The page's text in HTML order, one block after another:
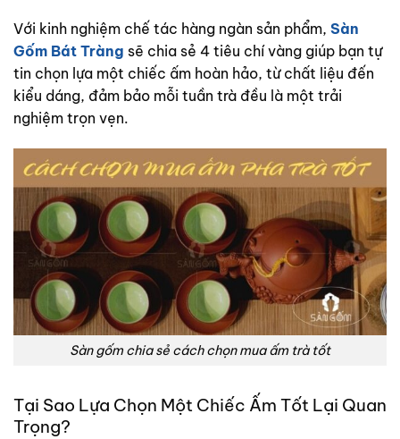
Với kinh nghiệm chế tác hàng ngàn sản phẩm, Sàn
Gốm Bát Tràng sẽ chia sẻ 4 tiêu chí vàng giúp bạn tự
tin chọn lựa một chiếc ấm hoàn hảo, từ chất liệu đến
kiểu dáng, đảm bảo mỗi tuần trà đều là một trải
nghiệm trọn vẹn.
Sàn gốm chia sẻ cách chọn mua ấm trà tốt
Tại Sao Lựa Chọn Một Chiếc Ấm Tốt Lại Quan
Trọng?